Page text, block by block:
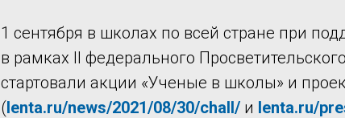
1 сентября в школах по всей стране при
в рамках II федерального
стартовали акции «Ученые в школы» и
(lenta.ru/news/2021/08/30/chall/ и lenta.ru/